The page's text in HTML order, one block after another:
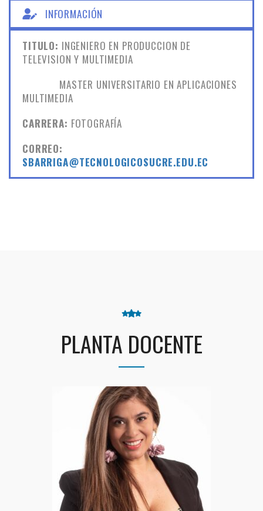
INFORMACIÓN
TITULO: INGENIERO EN PRODUCCION DE
TELEVISION Y MULTIMEDIA
MASTER UNIVERSITARIO EN APLICACIONES
MULTIMEDIA
CARRERA: FOTOGRAFÍA
CORREO:
SBARRIGA@TECNOLOGICOSUCRE.EDU.EC
PLANTA DOCENTE